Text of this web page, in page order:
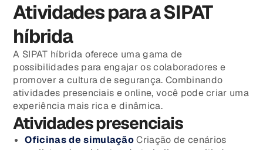
Atividades para a SIPAT
híbrida
A SIPAT híbrida oferece uma gama de
possibilidades para engajar os colaboradores e
promover a cultura de segurança. Combinando
atividades presenciais e online, você pode criar uma
experiência mais rica e dinâmica.
Atividades presenciais
Oficinas de simulaçãoCriação de cenários